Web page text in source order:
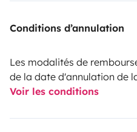
Conditions d’annulation
Les modalités de
de la date d'annulation de
Voir les conditions